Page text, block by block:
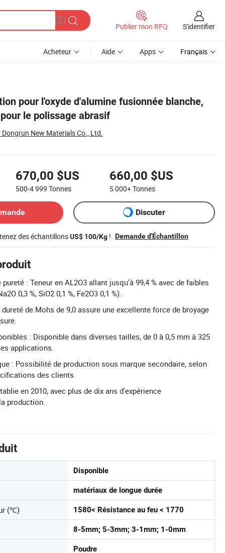
Publier mon RFQ S'identifier
Acheteur Aide Apps Français
pour l'oxyde d'alumine fusionnée blanche,
le polissage abrasif
New Materials Co., Ltd.
670,00 $US
500-4 999 Tonnes
660,00 $US
5 000+Tonnes
Discuter
des échantillonsUS$ 100/Kg ! Demande d'Échantillon
: Teneur en AL2O3 allant jusqu'à 99,4 % avec de faibles
0,3 %, SiO2 0,1 %, Fe2O3 0,1 %).
de Mohs de 9,0 assure une excellente force de broyage
: Disponible dans diverses tailles, de 0 à 0,5 mm à 325
applications.
: Possibilité de production sous marque secondaire, selon
des clients.
en 2010, avec plus de dix ans d'expérience
production.
Disponible
matériaux de longue durée
(℃) 1580< Résistance au feu < 1770
8-5mm; 5-3mm; 3-1mm; 1-0mm
Poudre